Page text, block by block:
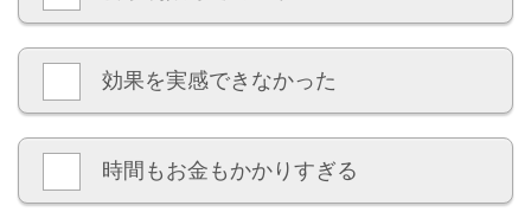
効果を実感できなかった
時間もお金もかかりすぎる